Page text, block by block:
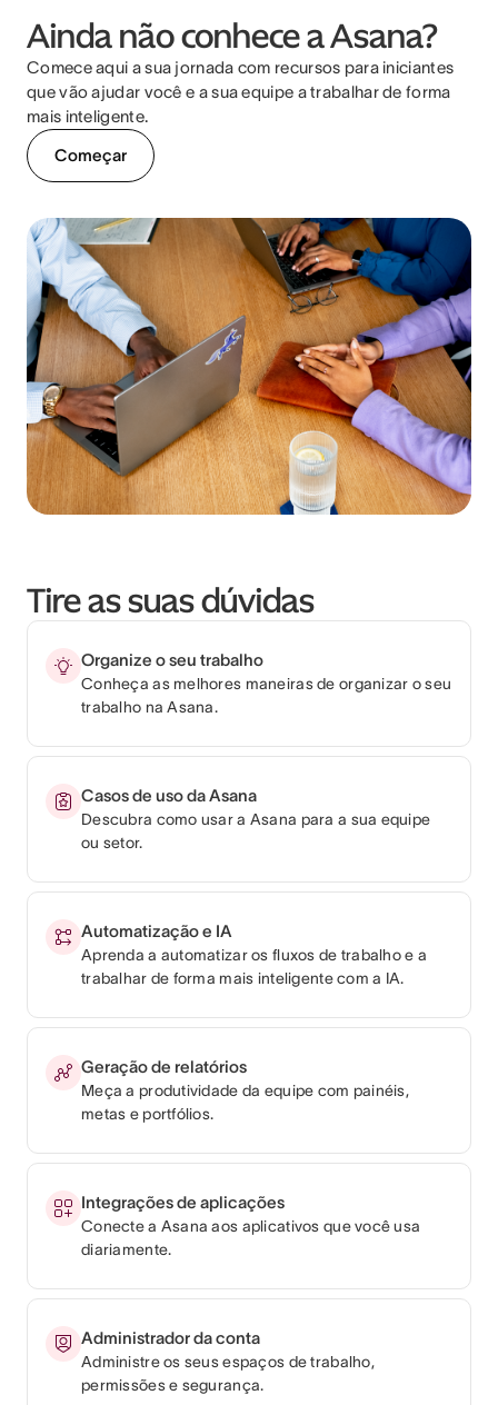
Ainda não conhece a Asana?
Comece aqui a sua jornada com recursos para iniciantes
que vão ajudar você e a sua equipe a trabalhar de forma
mais inteligente.
Começar
Tire as suas dúvidas
Organize o seu trabalho
Conheça as melhores maneiras de organizar o seu
trabalho na Asana.
Casos de uso da Asana
Descubra como usar a Asana para a sua equipe
ou setor.
Automatização e IA
Aprenda a automatizar os fluxos de trabalho e a
trabalhar de forma mais inteligente com a IA.
Geração de relatórios
Meça a produtividade da equipe com painéis,
metas e portfólios.
Integrações de aplicações
Conecte a Asana aos aplicativos que você usa
diariamente.
Administrador da conta
Administre os seus espaços de trabalho,
permissões e segurança.